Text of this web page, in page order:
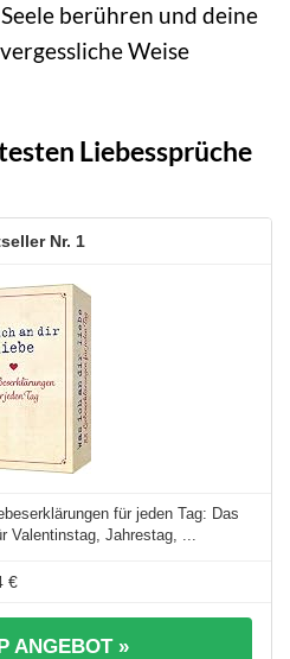
berühren und deine
Weise
Liebessprüche
1
für jeden Tag: Das
Valentinstag, Jahrestag, ...
€
ANGEBOT »